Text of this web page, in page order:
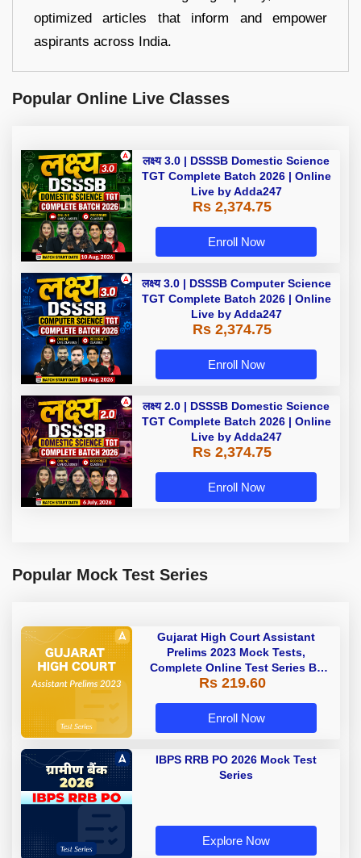
optimized articles that inform and empower
aspirants across India.
Popular Online Live Classes
लक्ष्य 3.0 | DSSSB Domestic Science
TGT Complete Batch 2026 | Online
Live by Adda247
Rs 2,374.75
Enroll Now
लक्ष्य 3.0 | DSSSB Computer Science
TGT Complete Batch 2026 | Online
Live by Adda247
Rs 2,374.75
Enroll Now
लक्ष्य 2.0 | DSSSB Domestic Science
TGT Complete Batch 2026 | Online
Live by Adda247
Rs 2,374.75
Enroll Now
Popular Mock Test Series
Gujarat High Court Assistant
Prelims 2023 Mock Tests,
Complete Online Test Series By
Adda247
Rs 219.60
Enroll Now
IBPS RRB PO 2026 Mock Test
Series
Explore Now